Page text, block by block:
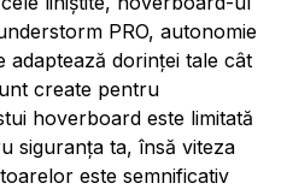
PRO, autonomie
adaptează dorinței tale cât
create pentru
hoverboard este limitată
siguranța ta, însă viteza
este semnificativ